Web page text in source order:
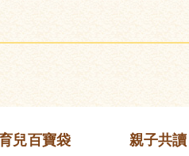
兒百寶袋 親子共讀